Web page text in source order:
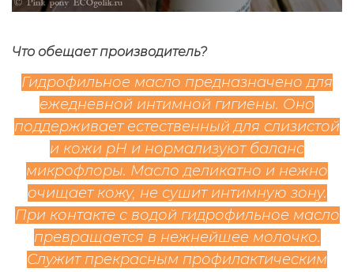
Что обещает производитель?
Гидрофильное масло предназначено для
ежедневной интимной гигиены. Оно
поддерживает естественный для слизистой
и кожи pH и нормализуют баланс
микрофлоры. Масло деликатно и нежно
очищает кожу, не сушит интимную зону.
При контакте с водой гидрофильное масло
превращается в нежнейшее молочко.
Служит прекрасным профилактическим